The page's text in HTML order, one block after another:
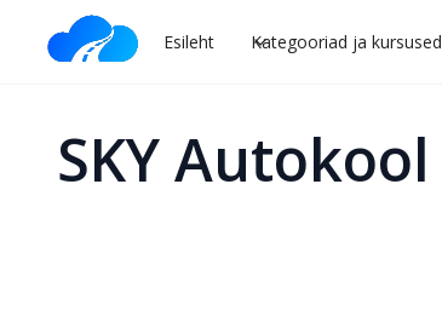
Esileht Kategooriad ja kursused
SKY Autokool